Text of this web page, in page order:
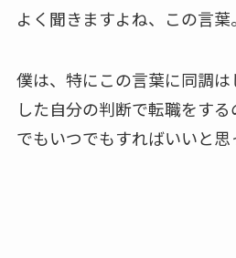
よく聞きますよね、この言葉。
僕は、特にこの言葉に同調
した自分の判断で転職をす
でもいつでもすればいいと思